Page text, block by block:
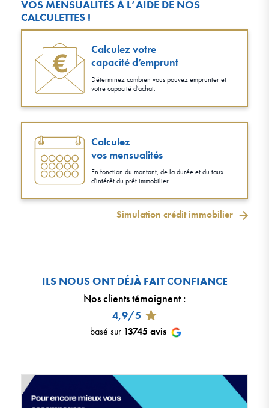
VOS MENSUALITÉS À L’AIDE DE NOS
CALCULETTES !
Calculez votre
capacité d’emprunt
Déterminez combien vous pouvez emprunter et
votre capacité d'achat.
Calculez
vos mensualités
En fonction du montant, de la durée et du taux
d'intérêt du prêt immobilier.
Simulation crédit immobilier
ILS NOUS ONT DÉJÀ FAIT CONFIANCE
Nos clients témoignent:
4,9/5
basé sur 13745 avis